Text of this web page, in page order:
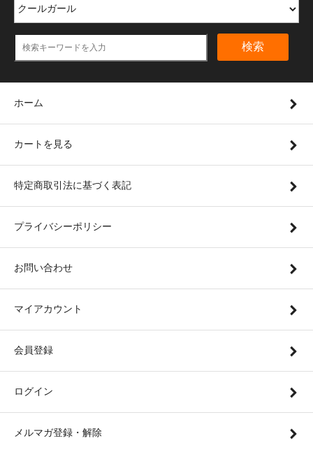
検索
ホーム
カートを見る
特定商取引法に基づく表記
プライバシーポリシー
お問い合わせ
マイアカウント
会員登録
ログイン
メルマガ登録・解除